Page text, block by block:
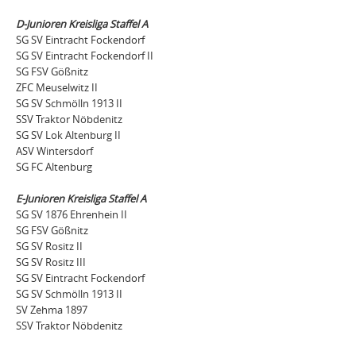
D-Junioren Kreisliga Staffel A
SG SV Eintracht Fockendorf
SG SV Eintracht Fockendorf II
SG FSV Gößnitz
ZFC Meuselwitz II
SG SV Schmölln 1913 II
SSV Traktor Nöbdenitz
SG SV Lok Altenburg II
ASV Wintersdorf
SG FC Altenburg
E-Junioren Kreisliga Staffel A
SG SV 1876 Ehrenhein II
SG FSV Gößnitz
SG SV Rositz II
SG SV Rositz III
SG SV Eintracht Fockendorf
SG SV Schmölln 1913 II
SV Zehma 1897
SSV Traktor Nöbdenitz